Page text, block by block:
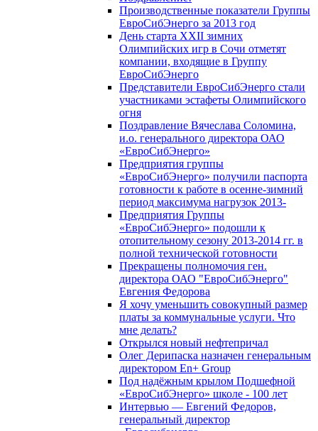
Производственные показатели Группы
ЕвроСибЭнерго за 2013 год
День старта XXII зимних
Олимпийских игр в Сочи отметят
компании, входящие в Группу
ЕвроСибЭнерго
Представители ЕвроСибЭнерго стали
участниками эстафеты Олимпийского
огня
Поздравление Вячеслава Соломина,
и.о. генерального директора ОАО
«ЕвроСибЭнерго»
Предприятия группы
«ЕвроСибЭнерго» получили паспорта
готовности к работе в осенне-зимний
период максимума нагрузок 2013-
Предприятия Группы
«ЕвроСибЭнерго» подошли к
отопительному сезону 2013-2014 гг. в
полной технической готовности
Прекращены полномочия ген.
директора ОАО "ЕвроСибЭнерго"
Евгения Федорова
Я хочу уменьшить совокупный размер
платы за коммунальные услуги. Что
мне делать?
Открылся новый нефтепричал
Олег Дерипаска назначен генеральным
директором En+ Group
Под надёжным крылом Подшефной
«ЕвроСибЭнерго» школе - 100 лет
Интервью — Евгений Федоров,
генеральный директор